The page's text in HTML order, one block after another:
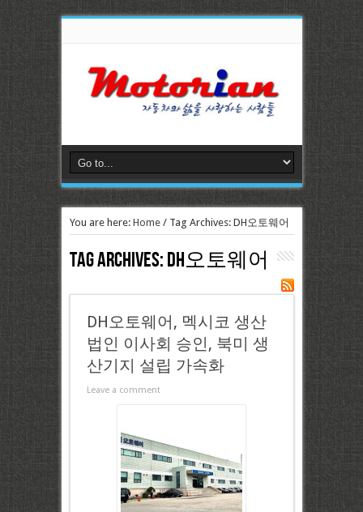
You are here: Home/ Tag Archives: DH오토웨어
Tag Archives:DH오토웨어
DH오토웨어, 멕시코 생산
법인 이사회 승인, 북미 생
산기지 설립 가속화
Leave a comment